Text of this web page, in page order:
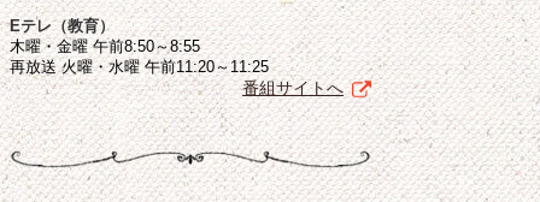
Eテレ（教育）
木曜・金曜 午前8:50～8:55
再放送 火曜・水曜 午前11:20～11:25
番組サイトへ